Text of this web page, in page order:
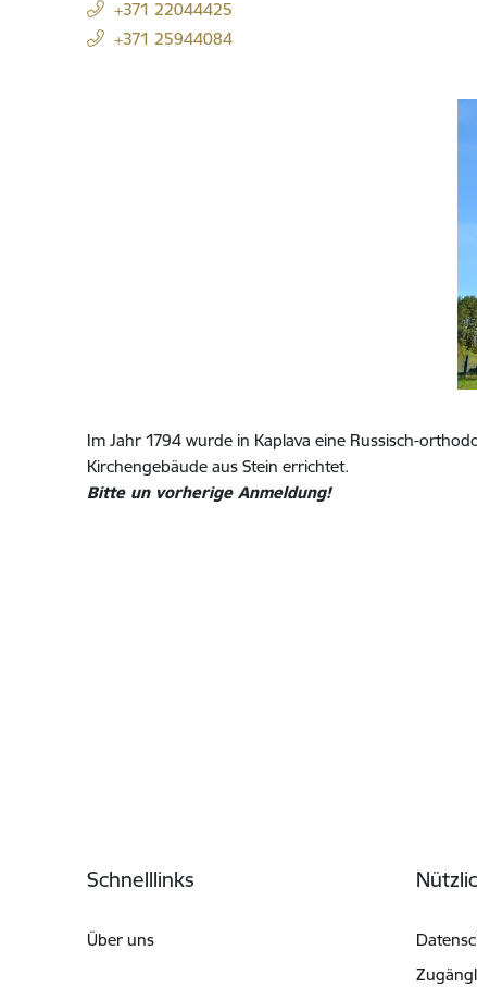
+371 22044425
+371 25944084
Im Jahr 1794 wurde in Kaplava eine Russisch-
Kirchengebäude aus Stein errichtet.
Bitte un vorherige Anmeldung!
Schnelllinks
Über uns